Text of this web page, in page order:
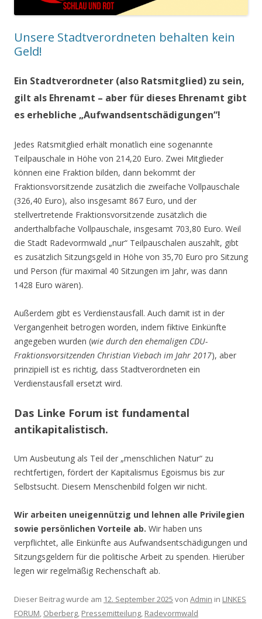
Unsere Stadtverordneten behalten kein
Geld!
Ein Stadtverordneter (also Ratsmitglied) zu sein,
gilt als Ehrenamt – aber für dieses Ehrenamt gibt
es erhebliche „Aufwandsentschädigungen“!
Jedes Ratsmitglied erhält monatlich eine sogenannte
Teilpauschale in Höhe von 214,20 Euro. Zwei Mitglieder
können eine Fraktion bilden, dann bekommt der
Fraktionsvorsitzende zusätzlich die zweifache Vollpauschale
(326,40 Euro), also insgesamt 867 Euro, und der
stellvertretende Fraktionsvorsitzende zusätzlich die
anderthalbfache Vollpauschale, insgesamt 703,80 Euro. Weil
die Stadt Radevormwald „nur“ Teilpauschalen auszahlt, gibt
es zusätzlich Sitzungsgeld in Höhe von 35,70 Euro pro Sitzung
und Person (für maximal 40 Sitzungen im Jahr, was dann
1428 Euro wären).
Außerdem gibt es Verdienstausfall. Auch damit ist in der
Vergangenheit betrogen worden, indem fiktive Einkünfte
angegeben wurden (wie durch den ehemaligen CDU-
Fraktionsvorsitzenden Christian Viebach im Jahr 2017), aber
prinzipiell ist es richtig, dass Stadtverordneten ein
Verdienstausfall ersetzt wird.
Das Linke Forum ist fundamental
antikapitalistisch.
Um Ausbeutung als Teil der „menschlichen Natur“ zu
rechtfertigen, fördert der Kapitalismus Egoismus bis zur
Selbstsucht. Diesem Menschenbild folgen wir nicht.
Wir arbeiten uneigennützig und lehnen alle Privilegien
sowie persönlichen Vorteile ab. Wir haben uns
verpflichtet, alle Einkünfte aus Aufwandsentschädigungen und
Sitzungsgeldern für die politische Arbeit zu spenden. Hierüber
legen wir regelmäßig Rechenschaft ab.
Dieser Beitrag wurde am 12. September 2025 von Admin in LINKES
FORUM, Oberberg, Pressemitteilung, Radevormwald